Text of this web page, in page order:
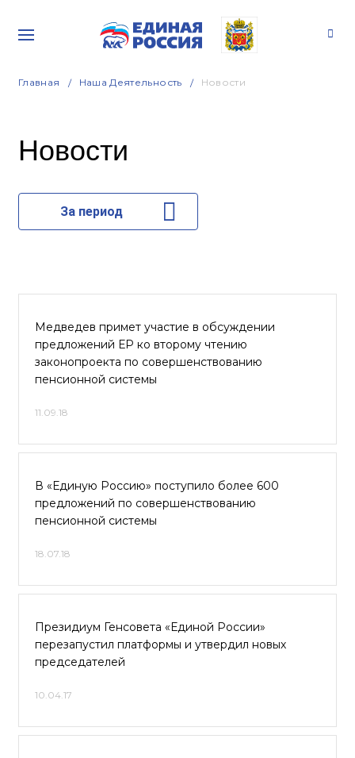
Главная Наша Деятельность Новости
Новости
За период
Медведев примет участие в обсуждении
предложений ЕР ко второму чтению
законопроекта по совершенствованию
пенсионной системы
11.09.18
В «Единую Россию» поступило более 600
предложений по совершенствованию
пенсионной системы
18.07.18
Президиум Генсовета «Единой России»
перезапустил платформы и утвердил новых
председателей
10.04.17